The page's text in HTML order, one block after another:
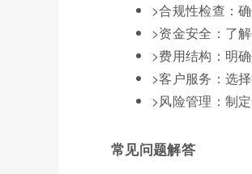
>合规性检查：
>资金安全：了
>费用结构：明
>客户服务：选
>风险管理：制
常见问题解答